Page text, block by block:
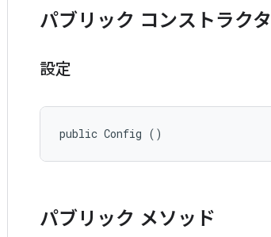
パブリック コンストラクタ
設定
public Config ()
パブリック メソッド